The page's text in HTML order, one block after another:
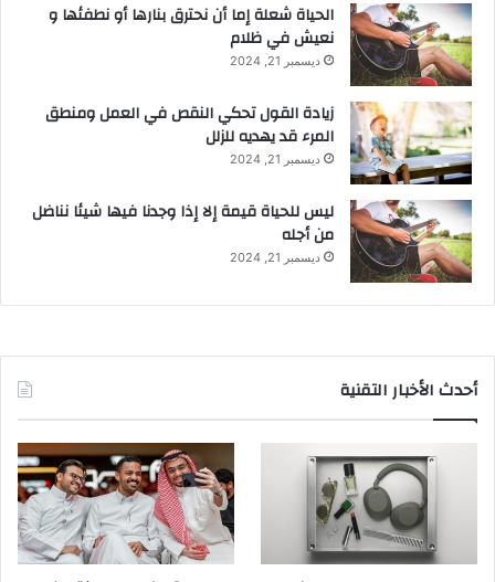
الحياة شعلة إما أن نحترق بنارها أو نطفئها و
نعيش في ظلام
ديسمبر 21, 2024
زيادة القول تحكي النقص في العمل ومنطق
المرء قد يهديه للزلل
ديسمبر 21, 2024
ليس للحياة قيمة إلا إذا وجدنا فيها شيئا نناضل
من أجله
ديسمبر 21, 2024
أحدث الأخبار التقنية